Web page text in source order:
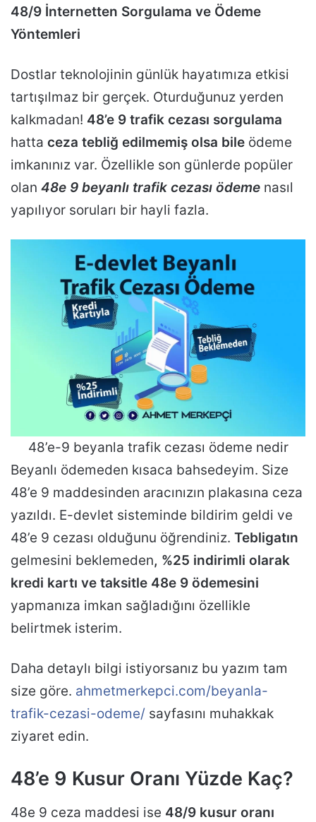
48/9 İnternetten Sorgulama ve Ödeme
Yöntemleri
Dostlar teknolojinin günlük hayatımıza etkisi
tartışılmaz bir gerçek. Oturduğunuz yerden
kalkmadan! 48’e 9 trafik cezası sorgulama
hatta ceza tebliğ edilmemiş olsa bile ödeme
imkanınız var. Özellikle son günlerde popüler
olan 48e 9 beyanlı trafik cezası ödeme nasıl
yapılıyor soruları bir hayli fazla.
48’e-9 beyanla trafik cezası ödeme nedir
Beyanlı ödemeden kısaca bahsedeyim. Size
48’e 9 maddesinden aracınızın plakasına ceza
yazıldı. E-devlet sisteminde bildirim geldi ve
48’e 9 cezası olduğunu öğrendiniz. Tebligatın
gelmesini beklemeden, %25 indirimli olarak
kredi kartı ve taksitle 48e 9 ödemesini
yapmanıza imkan sağladığını özellikle
belirtmek isterim.
Daha detaylı bilgi istiyorsanız bu yazım tam
size göre. ahmetmerkepci.com/beyanla-
trafik-cezasi-odeme/ sayfasını muhakkak
ziyaret edin.
48’e 9 Kusur Oranı Yüzde Kaç?
48e 9 ceza maddesi ise 48/9 kusur oranı